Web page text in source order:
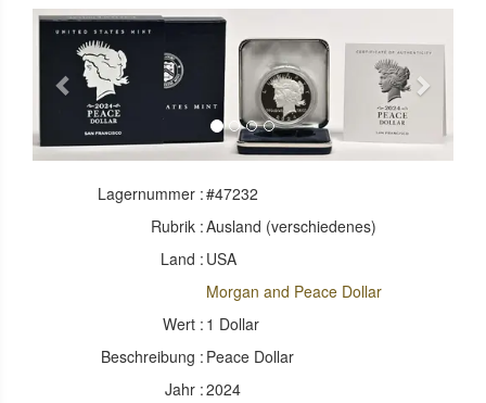
Previous Next
Lagernummer :#47232
Rubrik :Ausland (verschiedenes)
Land : USA
Morgan and Peace Dollar
Wert : 1 Dollar
Beschreibung : Peace Dollar
Jahr :2024